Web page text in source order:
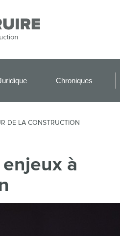
Chroniques
DE LA CONSTRUCTION
à